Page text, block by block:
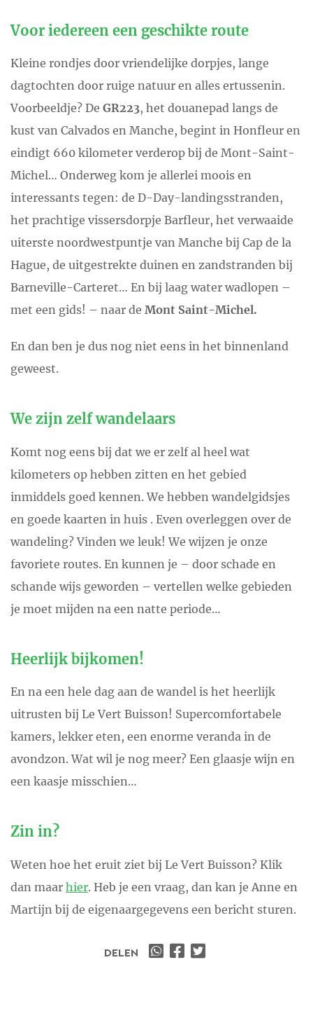
Voor iedereen een geschikte route
Kleine rondjes door vriendelijke dorpjes, lange
dagtochten door ruige natuur en alles ertussenin.
Voorbeeldje? De GR223, het douanepad langs de
kust van Calvados en Manche, begint in Honfleur en
eindigt 660 kilometer verderop bij de Mont-Saint-
Michel… Onderweg kom je allerlei moois en
interessants tegen: de D-Day-landingsstranden,
het prachtige vissersdorpje Barfleur, het verwaaide
uiterste noordwestpuntje van Manche bij Cap de la
Hague, de uitgestrekte duinen en zandstranden bij
Barneville-Carteret… En bij laag water wadlopen –
met een gids! – naar de Mont Saint-Michel.
En dan ben je dus nog niet eens in het binnenland
geweest.
We zijn zelf wandelaars
Komt nog eens bij dat we er zelf al heel wat
kilometers op hebben zitten en het gebied
inmiddels goed kennen. We hebben wandelgidsjes
en goede kaarten in huis . Even overleggen over de
wandeling? Vinden we leuk! We wijzen je onze
favoriete routes. En kunnen je – door schade en
schande wijs geworden – vertellen welke gebieden
je moet mijden na een natte periode…
Heerlijk bijkomen!
En na een hele dag aan de wandel is het heerlijk
uitrusten bij Le Vert Buisson! Supercomfortabele
kamers, lekker eten, een enorme veranda in de
avondzon. Wat wil je nog meer? Een glaasje wijn en
een kaasje misschien…
Zin in?
Weten hoe het eruit ziet bij Le Vert Buisson? Klik
dan maar hier. Heb je een vraag, dan kan je Anne en
Martijn bij de eigenaargegevens een bericht sturen.
DELEN